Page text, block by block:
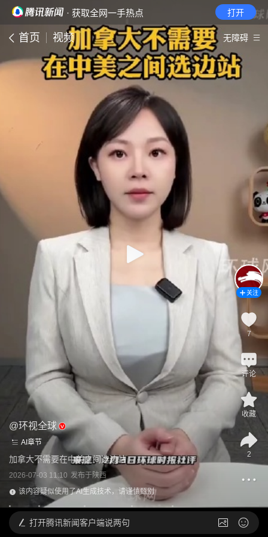
· 获取全网一手热点 打开
首页 视频 无障碍
@环视全球
AI章节
加拿大不需要在中美之间选边站
2026-07-03 11:10 发布于陕西
该内容疑似使用了AI生成技术，请谨慎甄别
关注
7
评论
收藏
2
打开腾讯新闻客户端说两句